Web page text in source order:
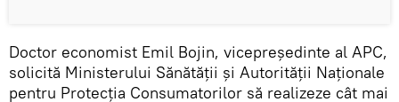
Doctor economist Emil Bojin, vicepreşedinte al APC,
solicită Ministerului Sănătăţii şi Autorităţii Naţionale
pentru Protecţia Consumatorilor să realizeze cât mai